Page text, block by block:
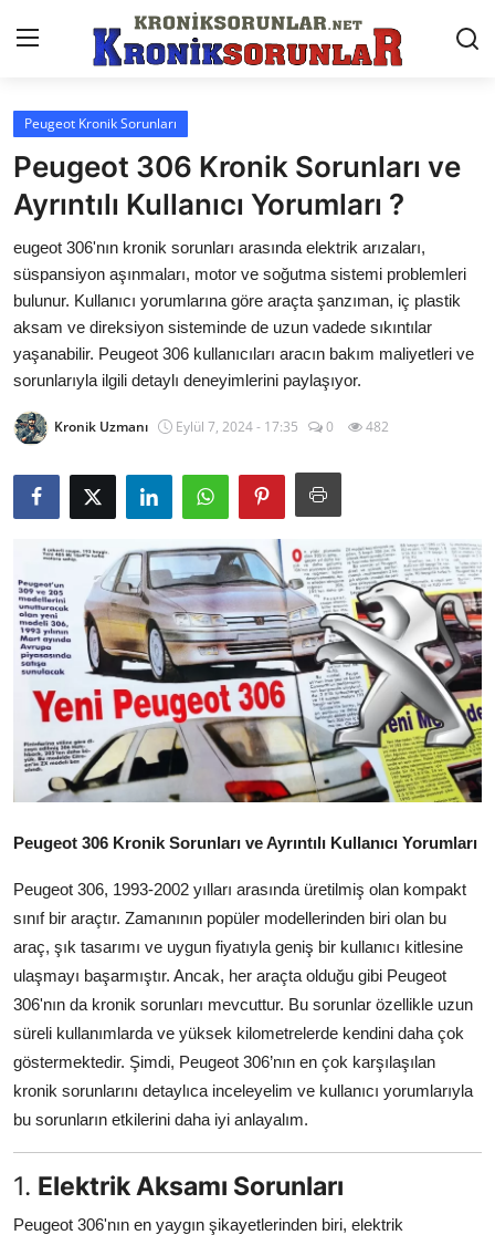
Anasayfa
Markalar
İletişim
Trafik & Cezalar
Sigorta & Kasko
Vergi & ÖTV & MTV
Muayene & Ruhsat
Sorgulamalar
Bakım & Arıza Çözümleri
Elektrikli & Hibrit
Kiralama & Filo
Sürüş & Güvenlik
Lastik & Jant
Elektrik & Akü
Klima & Konfor
Aydınlatma & Görüş
Şanzıman & Aktarma
Dizel Sistemler
Peugeot Kronik Sorunları
Peugeot 306 Kronik Sorunları ve
Ayrıntılı Kullanıcı Yorumları ?
eugeot 306'nın kronik sorunları arasında elektrik arızaları,
süspansiyon aşınmaları, motor ve soğutma sistemi problemleri
bulunur. Kullanıcı yorumlarına göre araçta şanzıman, iç plastik
aksam ve direksiyon sisteminde de uzun vadede sıkıntılar
yaşanabilir. Peugeot 306 kullanıcıları aracın bakım maliyetleri ve
sorunlarıyla ilgili detaylı deneyimlerini paylaşıyor.
Kronik Uzmanı Eylül 7, 2024 - 17:35 0 482
Peugeot 306 Kronik Sorunları ve Ayrıntılı Kullanıcı Yorumları
Peugeot 306, 1993-2002 yılları arasında üretilmiş olan kompakt
sınıf bir araçtır. Zamanının popüler modellerinden biri olan bu
araç, şık tasarımı ve uygun fiyatıyla geniş bir kullanıcı kitlesine
ulaşmayı başarmıştır. Ancak, her araçta olduğu gibi Peugeot
306'nın da kronik sorunları mevcuttur. Bu sorunlar özellikle uzun
süreli kullanımlarda ve yüksek kilometrelerde kendini daha çok
göstermektedir. Şimdi, Peugeot 306’nın en çok karşılaşılan
kronik sorunlarını detaylıca inceleyelim ve kullanıcı yorumlarıyla
bu sorunların etkilerini daha iyi anlayalım.
1. Elektrik Aksamı Sorunları
Peugeot 306'nın en yaygın şikayetlerinden biri, elektrik